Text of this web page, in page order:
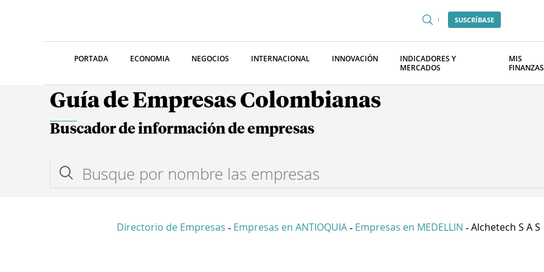
SUSCRÍBASE
PORTADA ECONOMIA NEGOCIOS INTERNACIONAL INNOVACIÓN
INDICADORES Y
MERCADOS
MIS
FINANZAS
Guía de Empresas Colombianas
Buscador de información de empresas
Directorio de Empresas - Empresas en ANTIOQUIA - Empresas en MEDELLIN - Alchetech S A S